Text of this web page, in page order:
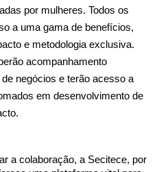
por mulheres. Todos os
a uma gama de benefícios,
e metodologia exclusiva.
acompanhamento
negócios e terão acesso a
em desenvolvimento de
a colaboração, a Secitece, por